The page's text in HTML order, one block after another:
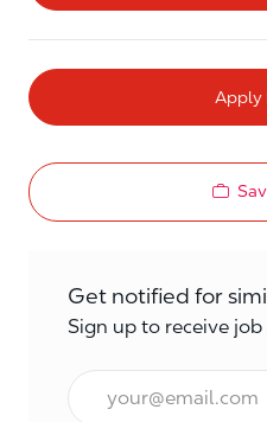
Apply
Get notified for
Sign up to receive job
Email*